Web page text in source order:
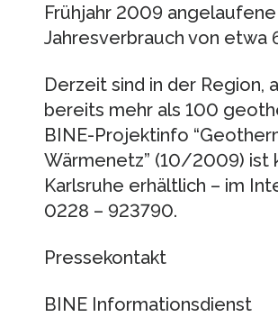
Frühjahr 2009
Jahresverbrauch von etwa
Derzeit sind in der Region,
bereits mehr als 100
BINE-Projektinfo
Wärmenetz” (10/2009) ist
Karlsruhe erhältlich – im
0228 – 923790.
Pressekontakt
BINE Informationsdienst